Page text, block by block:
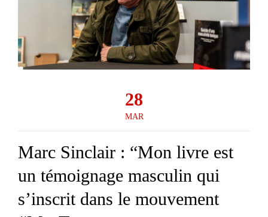
28
MAR
Marc Sinclair : “Mon livre est
un témoignage masculin qui
s’inscrit dans le mouvement